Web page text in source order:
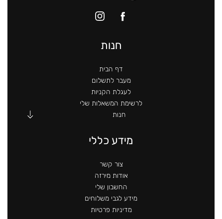
חנות
דף הבית
מעבר לתשלום
לעגלת הקניות
לרשימת המשאלות שלי
חנות
מידע כללי
צור קשר
אודות מירזה
החשבון שלי
מידע לגבי משלוחים
מדיניות פרטיות